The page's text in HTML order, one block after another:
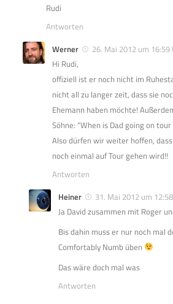
Rudi
Antworten
Werner
26. Mai 2012 um 16:59
Hi Rudi,
offiziell ist er noch nicht im
nicht all zu langer zeit, dass sie
Ehemann haben möchte!
Söhne: “When is Dad going on tour
Also dürfen wir weiter hoffen,
noch einmal auf Tour gehen wird!!
Antworten
Heiner
31. Mai 2012 um
Ja David zusammen mit Roger
Bis dahin muss er nur noch mal
Comfortably Numb üben
Das wäre doch mal was
Antworten